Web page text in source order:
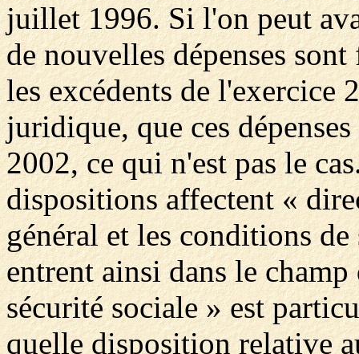
juillet 1996. Si l'on peut
de nouvelles dépenses
les excédents de
juridique, que ces
2002, ce qui n'est pas le
dispositions affectent «
général et les conditions
entrent ainsi dans le
sécurité sociale » est
quelle disposition relative